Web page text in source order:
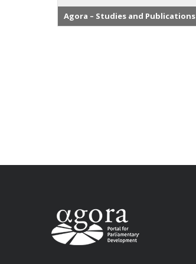
Agora – Studies and Publications